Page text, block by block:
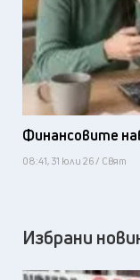
Финансовите
08:41, 31 юли 26 / Свят
Избрани